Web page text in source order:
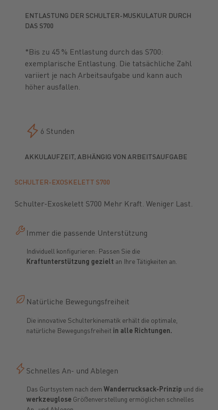
ENTLASTUNG DER SCHULTER-MUSKULATUR DURCH
DAS S700
*Bis zu 45 % Entlastung durch das S700:
exemplarische Entlastung. Die tatsächliche Zahl
variiert je nach Arbeitsaufgabe und kann auch
höher ausfallen.
6 Stunden
AKKULAUFZEIT, ABHÄNGIG VON ARBEITSAUFGABE
SCHULTER-EXOSKELETT S700
Schulter-Exoskelett S700 Mehr Kraft. Weniger Last.
Immer die passende Unterstützung
Individuell konfigurieren: Passen Sie die
Kraftunterstützung gezielt an Ihre Tätigkeiten an.
Natürliche Bewegungsfreiheit
Die innovative Schulterkinematik erhält die optimale,
natürliche Bewegungsfreiheit in alle Richtungen.
Schnelles An- und Ablegen
Das Gurtsystem nach dem Wanderrucksack-Prinzip und die
werkzeugloseGrößenverstellung ermöglichen schnelles